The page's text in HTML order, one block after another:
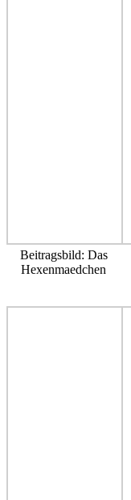
Beitragsbild: Das
Hexenmaedchen